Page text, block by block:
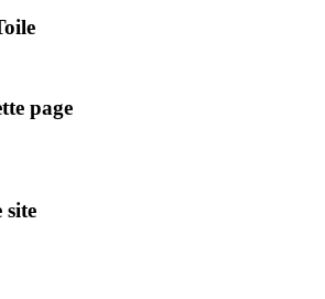
page
site